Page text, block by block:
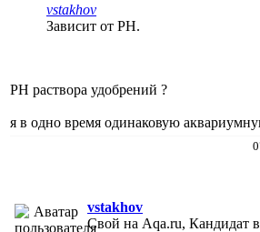
vstakhov
Зависит от PH.
PH раствора удобрений ?
я в одно время одинаковую
vstakhov
Свой на Aqa.ru, Кандидат